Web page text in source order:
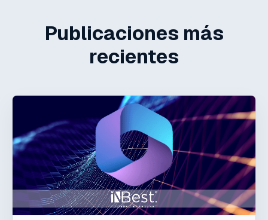
Publicaciones más
recientes